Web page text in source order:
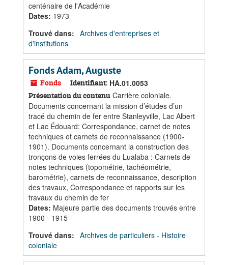
centénaire de l'Académie
Dates: 1973
Trouvé dans: Archives d'entreprises et
d'institutions
Fonds Adam, Auguste
Fonds Identifiant: HA.01.0053
Présentation du contenu Carrière coloniale.
Documents concernant la mission d’études d’un
tracé du chemin de fer entre Stanleyville, Lac Albert
et Lac Édouard: Correspondance, carnet de notes
techniques et carnets de reconnaissance (1900-
1901). Documents concernant la construction des
tronçons de voies ferrées du Lualaba : Carnets de
notes techniques (topométrie, tachéométrie,
barométrie), carnets de reconnaissance, description
des travaux, Correspondance et rapports sur les
travaux du chemin de fer
Dates: Majeure partie des documents trouvés entre
1900 - 1915
Trouvé dans: Archives de particuliers - Histoire
coloniale